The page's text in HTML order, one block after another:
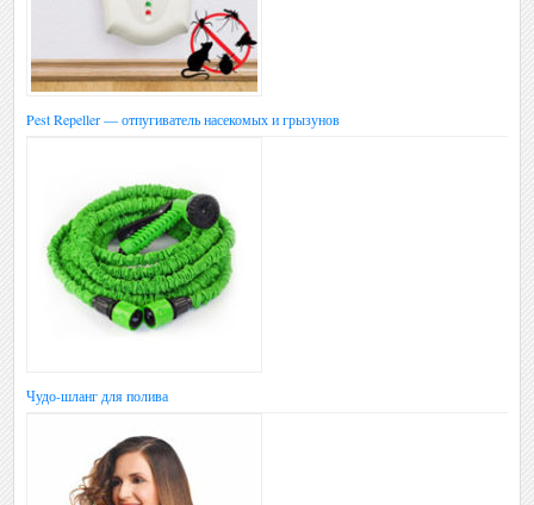
Pest Repeller — отпугиватель насекомых и грызунов
Чудо-шланг для полива